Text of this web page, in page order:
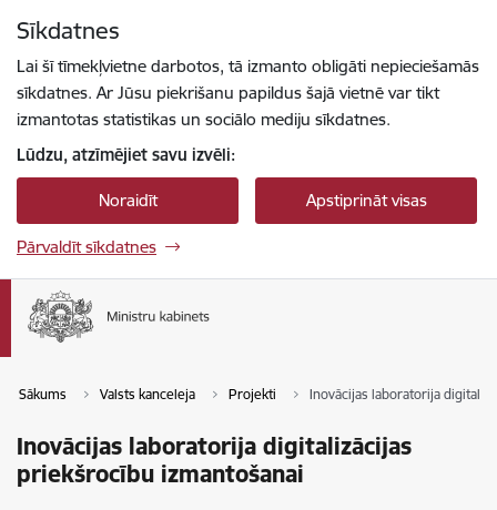
Sīkdatnes
Lai šī tīmekļvietne darbotos, tā izmanto obligāti nepieciešamās
sīkdatnes. Ar Jūsu piekrišanu papildus šajā vietnē var tikt
izmantotas statistikas un sociālo mediju sīkdatnes.
Lūdzu, atzīmējiet savu izvēli:
Noraidīt Apstiprināt visas
Pārvaldīt sīkdatnes
Sākums Valsts kanceleja Projekti Inovācijas laboratorija
Inovācijas laboratorija digitalizācijas
priekšrocību izmantošanai